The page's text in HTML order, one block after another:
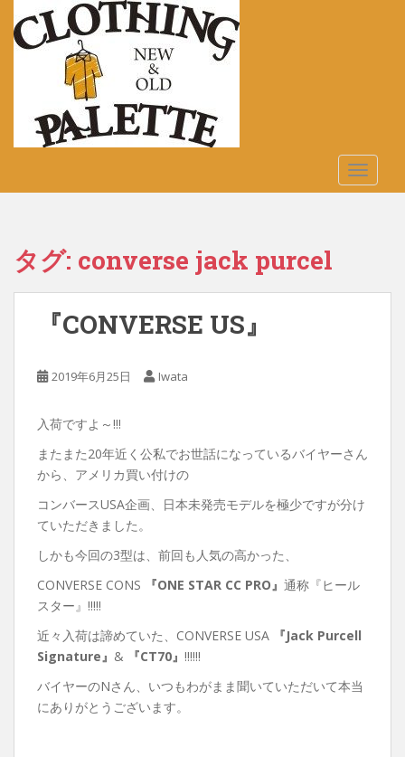
n
タグ: converse jack purcel
『CONVERSE US』
2019年6月25日 Iwata
入荷ですよ～!!!
またまた20年近く公私でお世話になっているバイヤーさん
から、アメリカ買い付けの
コンバースUSA企画、日本未発売モデルを極少ですが分け
ていただきました。
しかも今回の3型は、前回も人気の高かった、
CONVERSE CONS
『ONE STAR CC PRO』 通称『ヒール
スター』!!!!!
近々入荷は諦めていた、CONVERSE USA
『Jack Purcell
Signature』 & 『CT70』 !!!!!!
バイヤーのNさん、いつもわがまま聞いていただいて本当
にありがとうございます。